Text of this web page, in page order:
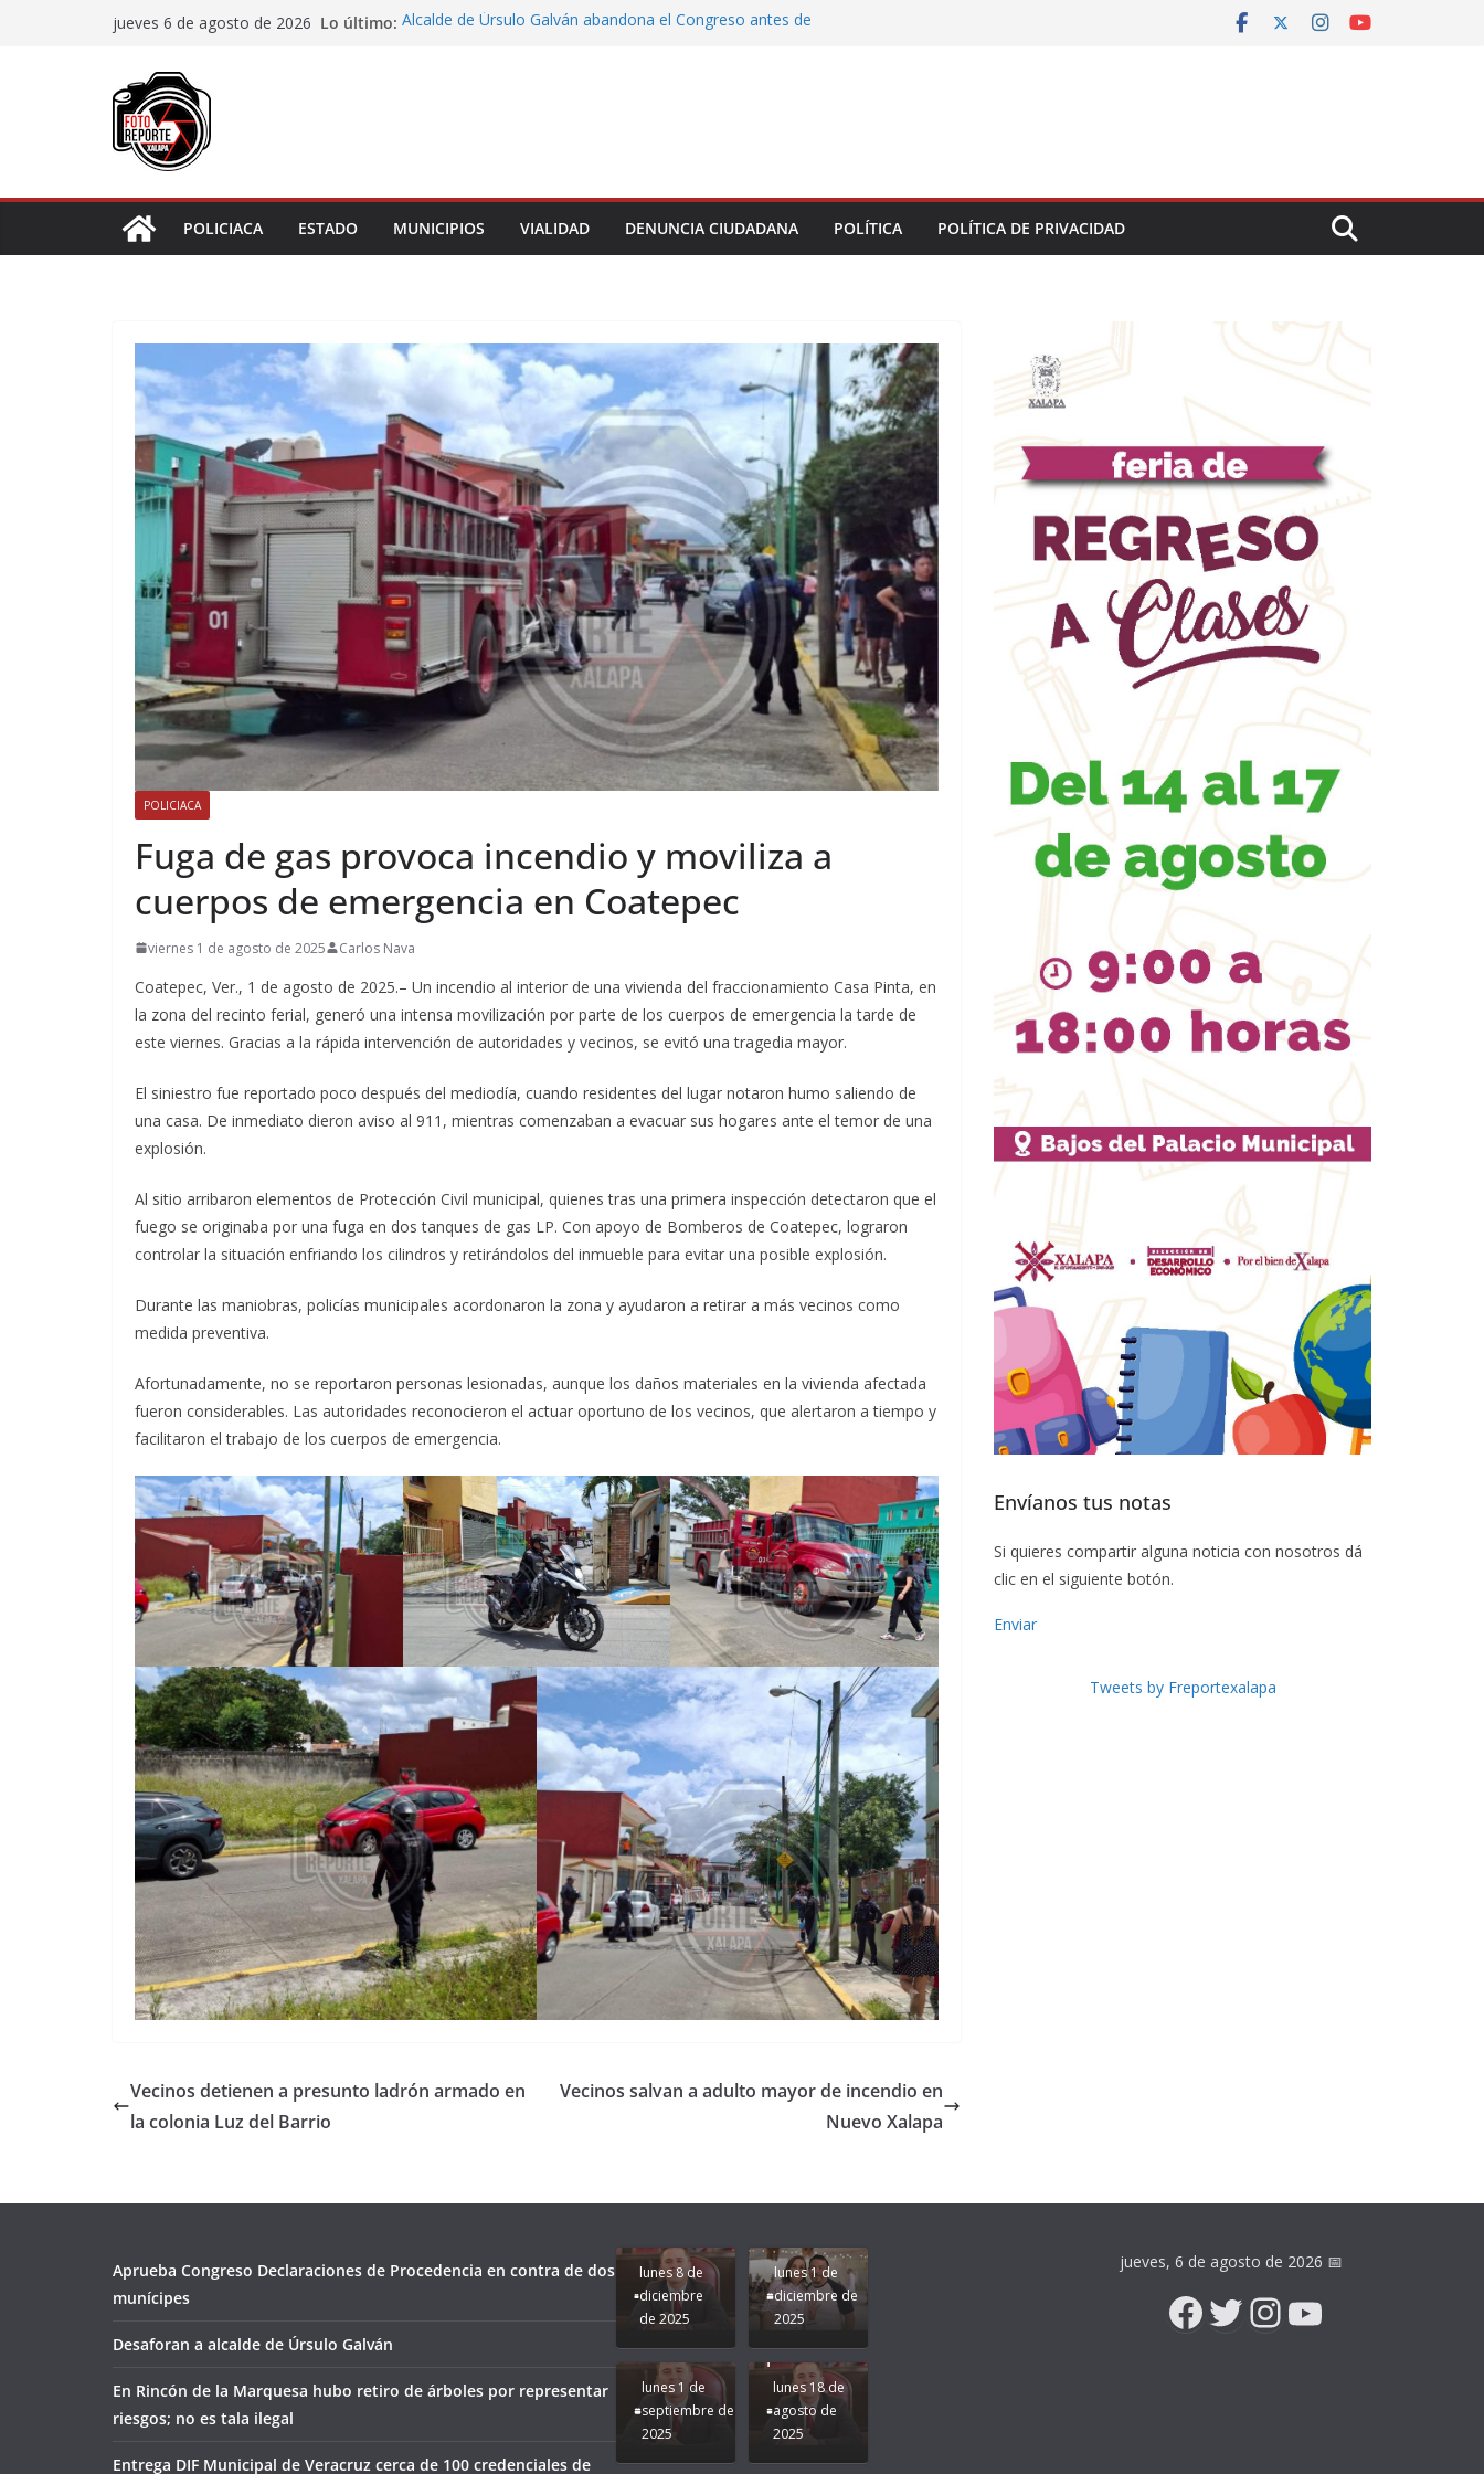
jueves 6 de agosto de 2026 Lo último: Alcalde de Úrsulo Galván abandona el Congreso antes de
de discapacidad
POLICIACA
ESTADO MUNICIPIOS VIALIDAD DENUNCIA CIUDADANA POLÍTICA POLÍTICA DE PRIVACIDAD
POLICIACA
Fuga de gas provoca incendio y moviliza a
cuerpos de emergencia en Coatepec
viernes 1 de agosto de 2025 Carlos Nava
Coatepec, Ver., 1 de agosto de 2025.– Un incendio al interior de una vivienda del fraccionamiento Casa Pinta, en
la zona del recinto ferial, generó una intensa movilización por parte de los cuerpos de emergencia la tarde de
este viernes. Gracias a la rápida intervención de autoridades y vecinos, se evitó una tragedia mayor.
El siniestro fue reportado poco después del mediodía, cuando residentes del lugar notaron humo saliendo de
una casa. De inmediato dieron aviso al 911, mientras comenzaban a evacuar sus hogares ante el temor de una
explosión.
Al sitio arribaron elementos de Protección Civil municipal, quienes tras una primera inspección detectaron que el
fuego se originaba por una fuga en dos tanques de gas LP. Con apoyo de Bomberos de Coatepec, lograron
controlar la situación enfriando los cilindros y retirándolos del inmueble para evitar una posible explosión.
Durante las maniobras, policías municipales acordonaron la zona y ayudaron a retirar a más vecinos como
medida preventiva.
Afortunadamente, no se reportaron personas lesionadas, aunque los daños materiales en la vivienda afectada
fueron considerables. Las autoridades reconocieron el actuar oportuno de los vecinos, que alertaron a tiempo y
facilitaron el trabajo de los cuerpos de emergencia.
Vecinos detienen a presunto ladrón armado en
la colonia Luz del Barrio
Vecinos salvan a adulto mayor de incendio en
Nuevo Xalapa
Envíanos tus notas
Si quieres compartir alguna noticia con nosotros dá
clic en el siguiente botón.
Enviar
Tweets by Freportexalapa
Aprueba Congreso Declaraciones de Procedencia en contra de dos
munícipes
Desaforan a alcalde de Úrsulo Galván
En Rincón de la Marquesa hubo retiro de árboles por representar
riesgos; no es tala ilegal
Entrega DIF Municipal de Veracruz cerca de 100 credenciales de
lunes 8 de
diciembre
de 2025
lunes 1 de
diciembre de
2025
Apoyo y
Seguimos la
Ruta que
Marca
Nuestra
Rocío Nahle.
lunes 1 de
septiembre de
2025
Pongamos
de moda;
San
Andrés
Tuxtla
presente.
lunes 18 de
agosto de
2025
jueves, 6 de agosto de 2026 📅
Facebook
Twitter
Instagram
YouTube